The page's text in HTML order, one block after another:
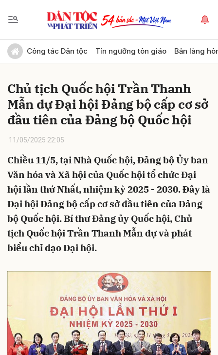
Công tác Dân tộc Tín ngưỡng tôn giáo Bản làng
Chủ tịch Quốc hội Trần Thanh
Mẫn dự Đại hội Đảng bộ cấp cơ sở
đầu tiên của Đảng bộ Quốc hội
11/05/2025 22:05
Chiều 11/5, tại Nhà Quốc hội, Đảng bộ Ủy ban
Văn hóa và Xã hội của Quốc hội tổ chức Đại
hội lần thứ Nhất, nhiệm kỳ 2025 - 2030. Đây là
Đại hội Đảng bộ cấp cơ sở đầu tiên của Đảng
bộ Quốc hội. Bí thư Đảng ủy Quốc hội, Chủ
tịch Quốc hội Trần Thanh Mẫn dự và phát
biểu chỉ đạo Đại hội.
Gửi bình luận